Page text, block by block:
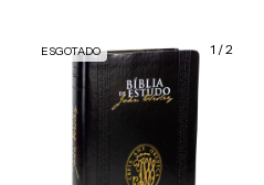
1 /2
ESGOTADO